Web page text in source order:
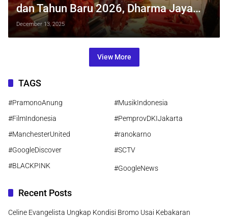
dan Tahun Baru 2026, Dharma Jaya
Siap Antisipasi Lonjakan Permintaan
December 13, 2025
View More
TAGS
#PramonoAnung
#MusikIndonesia
#FilmIndonesia
#PemprovDKIJakarta
#ManchesterUnited
#ranokarno
#GoogleDiscover
#SCTV
#BLACKPINK
#GoogleNews
Recent Posts
Celine Evangelista Ungkap Kondisi Bromo Usai Kebakaran